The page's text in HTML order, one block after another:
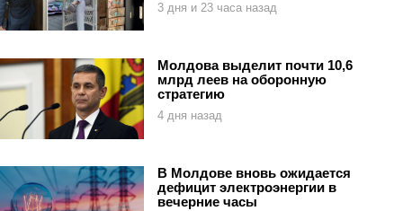
3 дня и 23 часа назад
Молдова выделит почти 10,6
млрд леев на оборонную
стратегию
4 дня назад
В Молдове вновь ожидается
дефицит электроэнергии в
вечерние часы